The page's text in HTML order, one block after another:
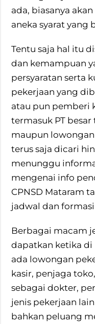
ada, biasanya
aneka syarat yang
Tentu saja hal itu
dan kemampuan
persyaratan serta
pekerjaan yang
atau pun pemberi
termasuk PT
maupun
terus saja dicari
menunggu
mengenai info
CPNSD Mataram
jadwal dan
Berbagai macam
dapatkan ketika di
ada lowongan
kasir, penjaga
sebagai dokter,
jenis pekerjaan
bahkan peluang